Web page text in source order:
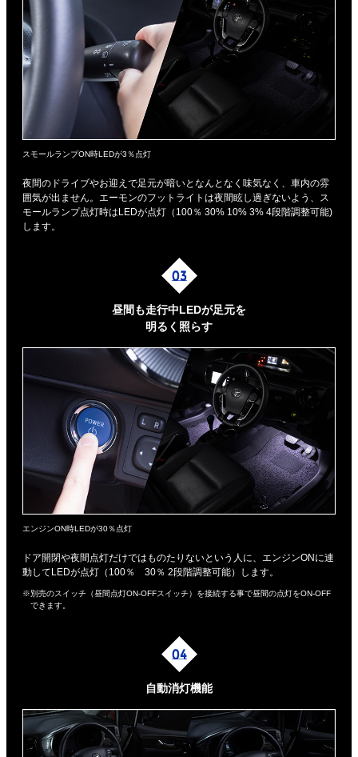
スモールランプON時LEDが3％点灯
夜間のドライブやお迎えで足元が暗いとなんとなく味気なく、車内の雰
囲気が出ません。エーモンのフットライトは夜間眩し過ぎないよう、ス
モールランプ点灯時はLEDが点灯（100％ 30% 10% 3% 4段階調整可能)
します。
昼間も走行中LEDが足元を
明るく照らす
エンジンON時LEDが30％点灯
ドア開閉や夜間点灯だけではものたりないという人に、エンジンONに連
動してLEDが点灯（100％ 30％ 2段階調整可能）します。
※別売のスイッチ（昼間点灯ON-OFFスイッチ）を接続する事で昼間の点灯をON-OFF
できます。
自動消灯機能